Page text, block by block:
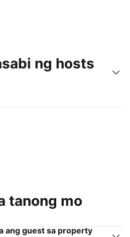
ng hosts
na tulad mo
tanong mo
ang guest sa property